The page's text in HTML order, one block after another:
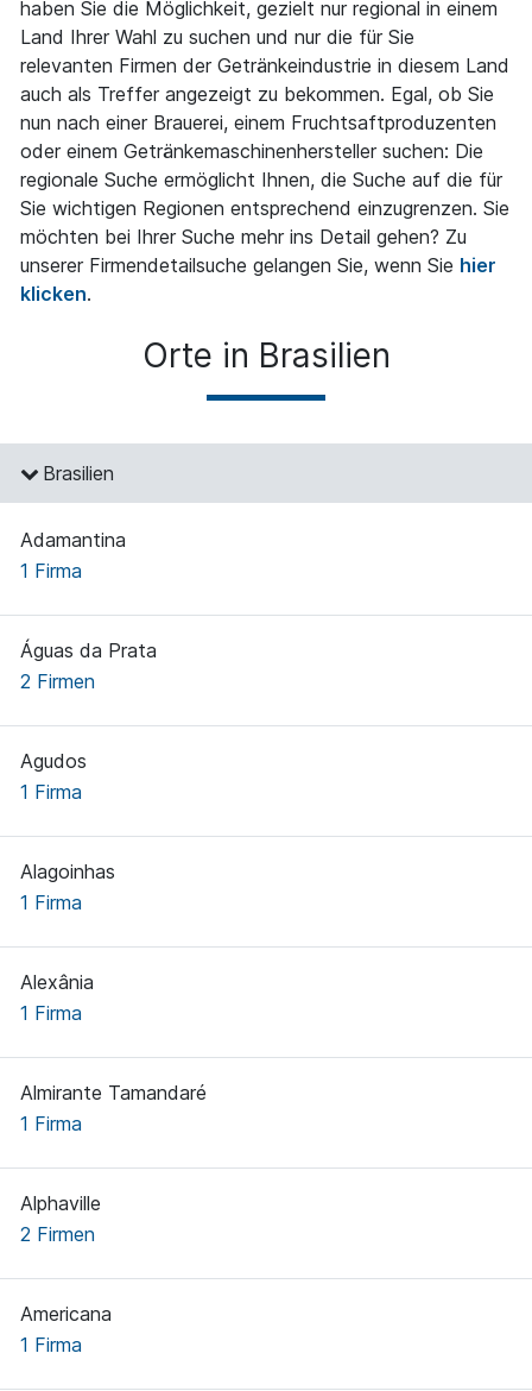
haben Sie die Möglichkeit, gezielt nur regional in einem
Land Ihrer Wahl zu suchen und nur die für Sie
relevanten Firmen der Getränkeindustrie in diesem Land
auch als Treffer angezeigt zu bekommen. Egal, ob Sie
nun nach einer Brauerei, einem Fruchtsaftproduzenten
oder einem Getränkemaschinenhersteller suchen: Die
regionale Suche ermöglicht Ihnen, die Suche auf die für
Sie wichtigen Regionen entsprechend einzugrenzen. Sie
möchten bei Ihrer Suche mehr ins Detail gehen? Zu
unserer Firmendetailsuche gelangen Sie, wenn Sie hier
klicken.
Orte in Brasilien
Brasilien
Adamantina
1 Firma
Águas da Prata
2 Firmen
Agudos
1 Firma
Alagoinhas
1 Firma
Alexânia
1 Firma
Almirante Tamandaré
1 Firma
Alphaville
2 Firmen
Americana
1 Firma